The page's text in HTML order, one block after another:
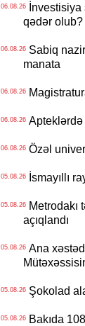
06.08.26İnvestisiya
qədər
06.08.26Sabiq
manata
06.08.26
06.08.26Apteklərdə
06.08.26Özəl
05.08.26İsmayıllı
05.08.26Metrodakı
açıqlandı
05.08.26Ana
05.08.26Şokolad
05.08.26Bakıda